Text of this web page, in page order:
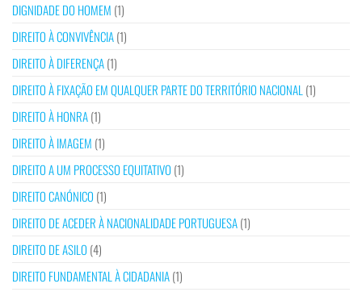
DIGNIDADE DO HOMEM (1)
DIREITO À CONVIVÊNCIA(1)
DIREITO À DIFERENÇA(1)
DIREITO À FIXAÇÃO EM QUALQUER PARTE DO TERRITÓRIO NACIONAL (1)
DIREITO À HONRA(1)
DIREITO À IMAGEM (1)
DIREITO A UM PROCESSO EQUITATIVO (1)
DIREITO CANÓNICO (1)
DIREITO DE ACEDER À NACIONALIDADE PORTUGUESA(1)
DIREITO DE ASILO (4)
DIREITO FUNDAMENTAL À CIDADANIA(1)